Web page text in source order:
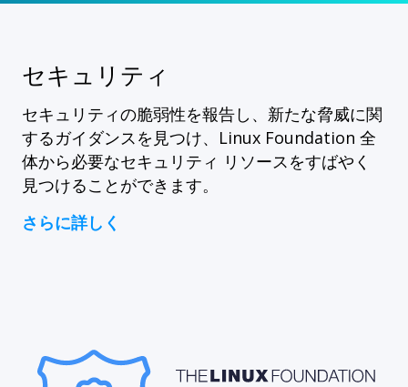
セキュリティ
セキュリティの脆弱性を報告し、新たな脅威に関
するガイダンスを見つけ、Linux Foundation 全
体から必要なセキュリティ リソースをすばやく
見つけることができます。
さらに詳しく